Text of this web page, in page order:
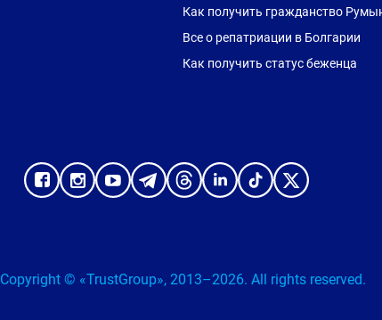
Как получить гражданство
Все о репатриации в Болгарии
Как получить статус беженца
Copyright © «TrustGroup», 2013–2026. All rights reserved.